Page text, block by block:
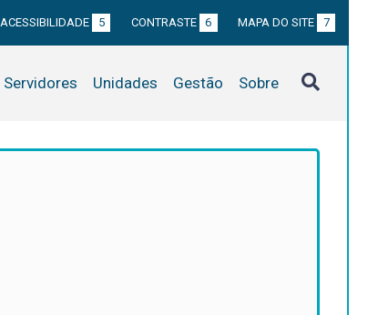
ACESSIBILIDADE 5 CONTRASTE 6 MAPA DO SITE 7
Servidores Unidades Gestão Sobre